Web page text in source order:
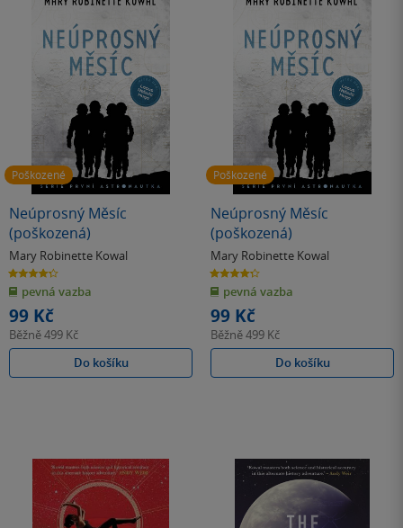
Poškozené
Neúprosný Měsíc
(poškozená)
Mary Robinette Kowal
4.3
z
5
hvězdiček
pevná vazba
99 Kč
Běžně499 Kč
Do košíku
Poškozené
Neúprosný Měsíc
(poškozená)
Mary Robinette Kowal
4.3
z
5
hvězdiček
pevná vazba
99 Kč
Běžně499 Kč
Do košíku